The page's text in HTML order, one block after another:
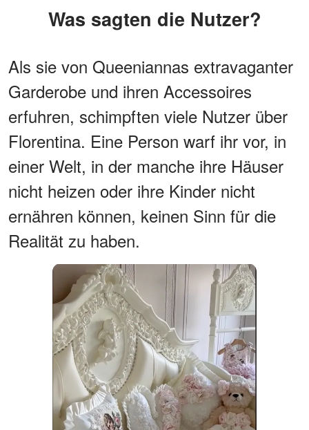
Was sagten die Nutzer?
Als sie von Queeniannas extravaganter
Garderobe und ihren Accessoires
erfuhren, schimpften viele Nutzer über
Florentina. Eine Person warf ihr vor, in
einer Welt, in der manche ihre Häuser
nicht heizen oder ihre Kinder nicht
ernähren können, keinen Sinn für die
Realität zu haben.